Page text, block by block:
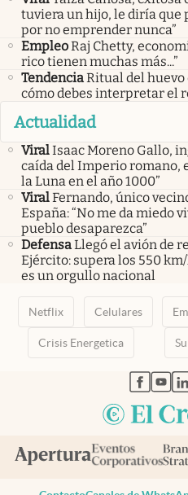
tuviera un hijo, le diría que
por no emprender nunca”
EmpleoRaj Chetty,
rico tienen muchas más...”
TendenciaRitual del huevo
cómo debes interpretar el
Actualidad
ViralIsaac Moreno Gallo,
caída del Imperio romano,
la Luna en el año 1000”
ViralFernando, único
España: “No me da miedo
pueblo desaparezca”
DefensaLlegó el avión de
Ejército: supera los 550
es un orgullo nacional
Netflix Celulares
Crisis Energetica
abre